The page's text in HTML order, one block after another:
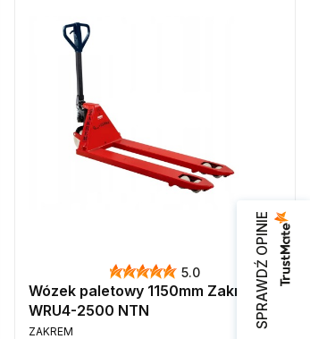
5.0
Wózek paletowy 1150mm Zakrem
WRU4-2500 NTN
PRODUCENT
ZAKREM
SPRAWDŹ OPINIE